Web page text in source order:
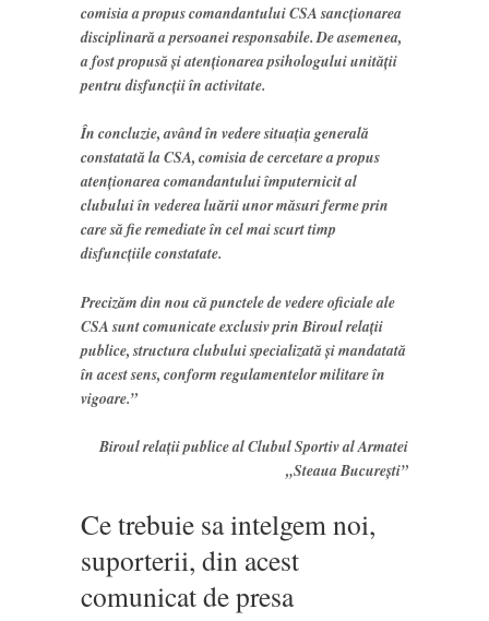
comisia a propus comandantului CSA sancţionarea
disciplinară a persoanei responsabile. De asemenea,
a fost propusă şi atenţionarea psihologului unităţii
pentru disfuncţii în activitate.
În concluzie, având în vedere situaţia generală
constatată la CSA, comisia de cercetare a propus
atenţionarea comandantului împuternicit al
clubului în vederea luării unor măsuri ferme prin
care să fie remediate în cel mai scurt timp
disfuncţiile constatate.
Precizăm din nou că punctele de vedere oficiale ale
CSA sunt comunicate exclusiv prin Biroul relaţii
publice, structura clubului specializată şi mandatată
în acest sens, conform regulamentelor militare în
vigoare.”
Biroul relaţii publice al Clubul Sportiv al Armatei
„Steaua Bucureşti”
Ce trebuie sa intelgem noi,
suporterii, din acest
comunicat de presa